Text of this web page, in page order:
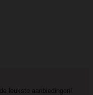
leukste aanbiedingen!